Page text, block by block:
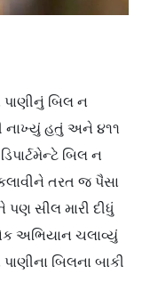
પાણીનું બિલ ન
નાખ્યું હતું અને ૪૧૧
બિલ ન
તરત જ પૈસા
સીલ મારી દીધું
અભિયાન ચલાવ્યું
બિલના બાકી